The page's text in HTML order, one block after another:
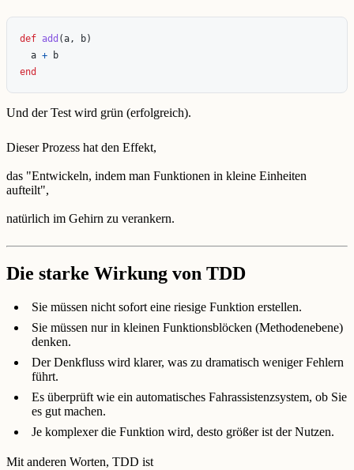
def add (a, b)
a +
b
end
Und der Test wird grün (erfolgreich).
Dieser Prozess hat den Effekt,
das "Entwickeln, indem man Funktionen in kleine Einheiten
aufteilt",
natürlich im Gehirn zu verankern.
Die starke Wirkung von TDD
Sie müssen nicht sofort eine riesige Funktion erstellen.
Sie müssen nur in kleinen Funktionsblöcken (Methodenebene)
denken.
Der Denkfluss wird klarer, was zu dramatisch weniger Fehlern
führt.
Es überprüft wie ein automatisches Fahrassistenzsystem, ob Sie
es gut machen.
Je komplexer die Funktion wird, desto größer ist der Nutzen.
Mit anderen Worten, TDD ist